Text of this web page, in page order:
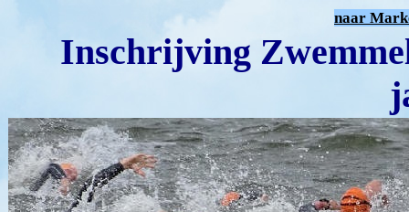
naar
Inschrijving